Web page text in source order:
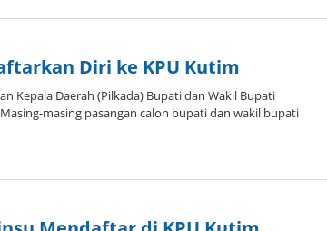
Diri ke KPU Kutim
Kepala Daerah (Pilkada) Bupati dan Wakil Bupati
masing pasangan calon bupati dan wakil bupati